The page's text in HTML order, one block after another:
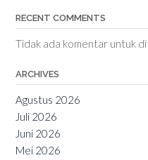
RECENT COMMENTS
Tidak ada komentar untuk
ARCHIVES
Agustus 2026
Juli 2026
Juni 2026
Mei 2026